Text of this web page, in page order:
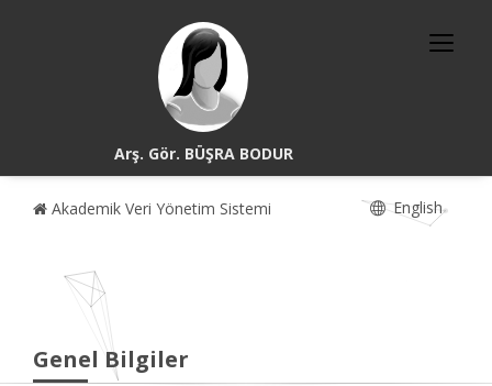
Arş. Gör. BÜŞRA BODUR
Akademik Veri Yönetim Sistemi English
Genel Bilgiler